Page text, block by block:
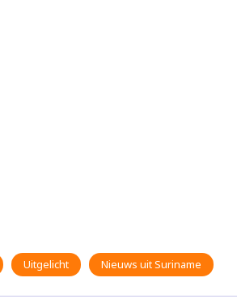
Uitgelicht Nieuws uit Suriname